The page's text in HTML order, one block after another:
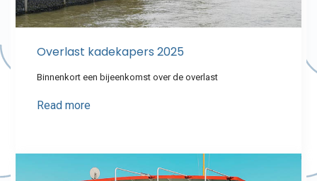
Overlast kadekapers 2025
Binnenkort een bijeenkomst over de overlast
Read more